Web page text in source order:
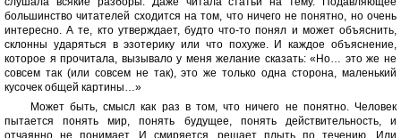
большинство читателей сходится на том, что ничего не понятно, но очень
интересно. А те, кто утверждает, будто что-то понял и может объяснить,
склонны ударяться в эзотерику или что похуже. И каждое объяснение,
которое я прочитала, вызывало у меня желание сказать: «Но… это же не
совсем так (или совсем не так), это же только одна сторона, маленький
кусочек общей картины…»
Может быть, смысл как раз в том, что ничего не понятно. Человек
пытается понять мир, понять будущее, понять действительность, и
отчаянно не понимает. И смиряется, решает плыть по течению. Или